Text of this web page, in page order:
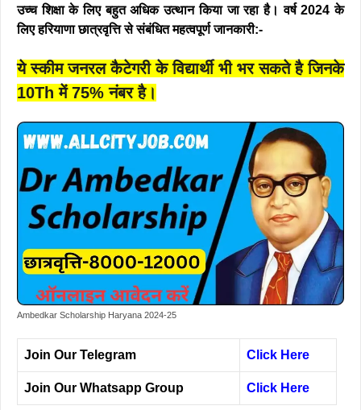
उच्च शिक्षा के लिए बहुत अधिक उत्थान किया जा रहा है। वर्ष 2024 के
लिए हरियाणा छात्रवृत्ति से संबंधित महत्वपूर्ण जानकारी:-
ये स्कीम जनरल कैटेगरी के विद्यार्थी भी भर सकते है जिनके
10Th में 75% नंबर है।
Ambedkar Scholarship Haryana 2024-25
Join Our Telegram Click Here
Join Our Whatsapp Group Click Here